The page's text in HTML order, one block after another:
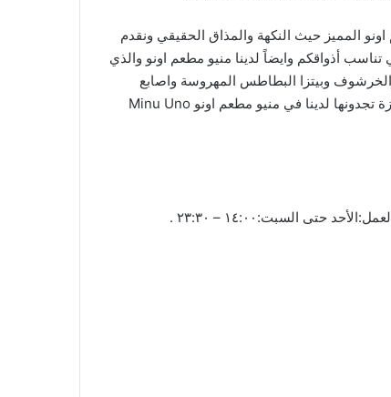
واعرق المطاعم الفخمة في المملكة والذي بدأ بتقديم خدماته منذ 1943 وهو مطعم اونو المميز حيث النكهة والمذاق الحقيقي ونقدم
أذواقكم وايضاً لدينا منيو مطعم اونو والذي
وبيتزا البطاطس المهروسة واصابع
الموزاريلا والدجاج المقرمش بالعسل وسلطة الطاقة والدجاج المشوي بالليمون وباستا مع الجبن وغير ذلك الكثير من الوجبات المميزة تجدونها لدينا في منيو مطعم اونو Minu Uno